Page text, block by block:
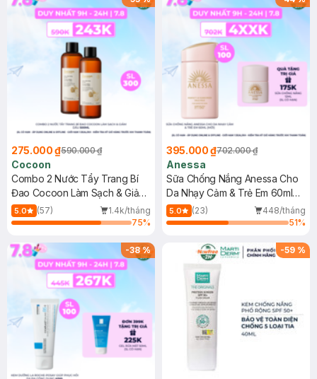
275.000 ₫590.000 ₫
Cocoon
Combo 2 Nước Tẩy Trang Bí
Đao Cocoon Làm Sạch & Giảm
Dầu 500ml
5.0 (57)
1.4k/tháng
75%
395.000 ₫702.000 ₫
Anessa
Sữa Chống Nắng Anessa Cho
Da Nhạy Cảm & Trẻ Em 60ml
(Mới)
5.0 (23)
448/tháng
51%
-38% -59 %